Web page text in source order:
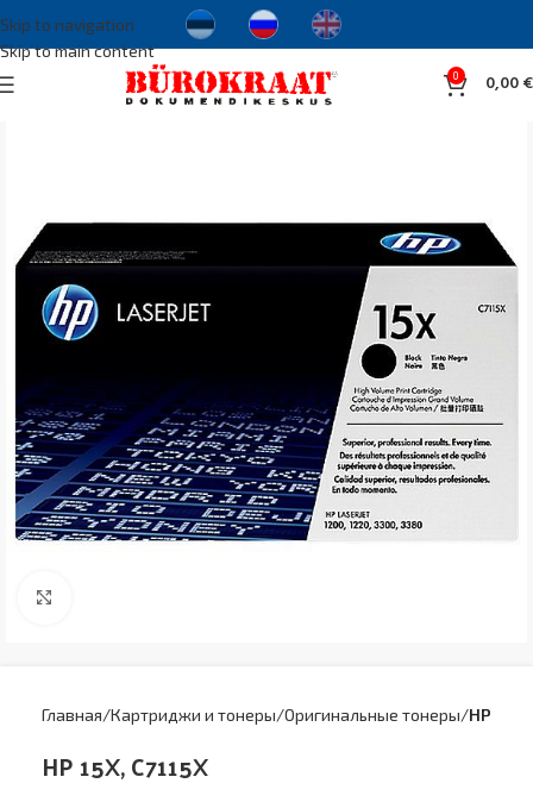
Skip to navigation
Skip to main content
0 0,00€
Главная Картриджи и тонеры Оригинальные тонеры HP
HP 15X, C7115X